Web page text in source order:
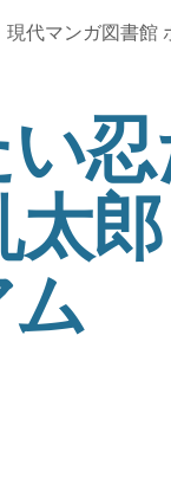
to main content
現代マンガ図書館
太